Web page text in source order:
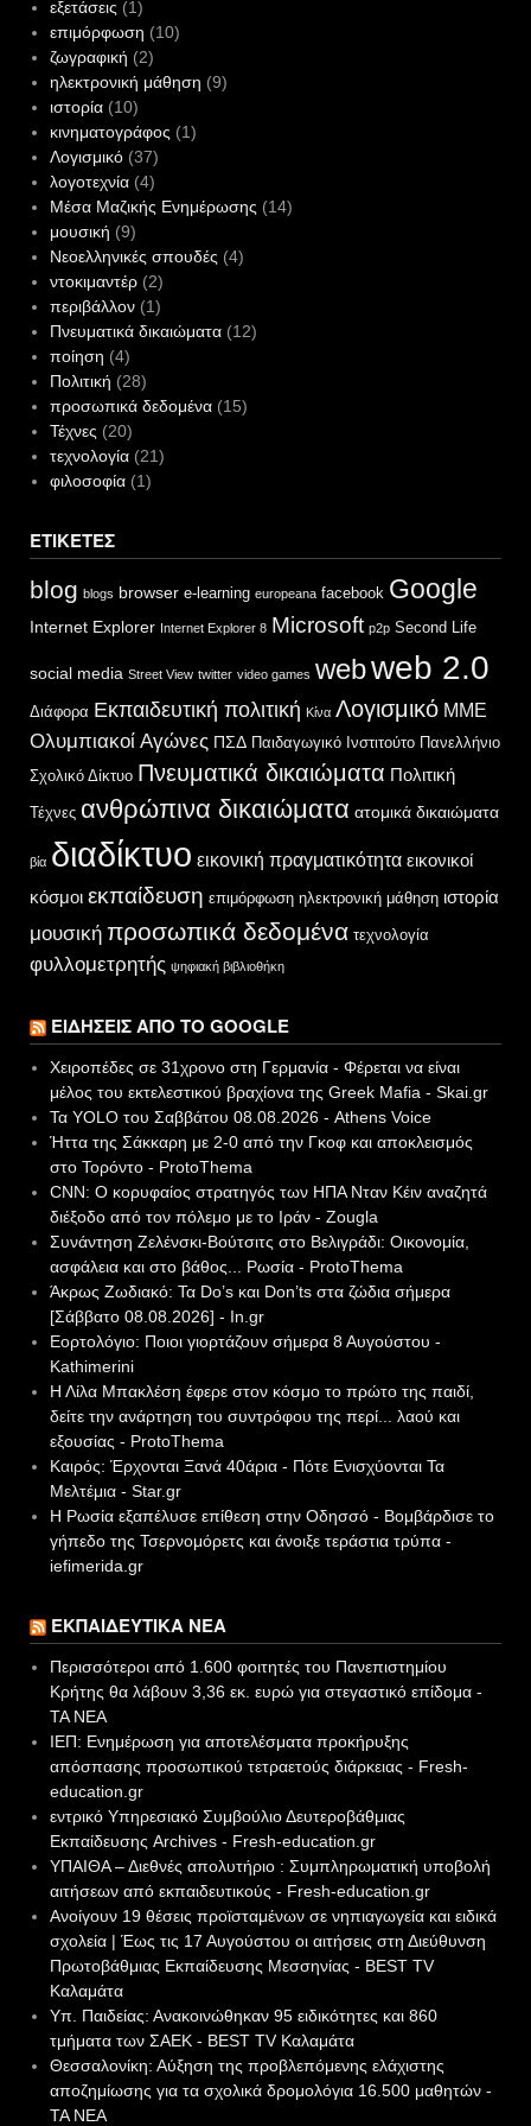
εξετάσεις (1)
επιμόρφωση (10)
ζωγραφική (2)
ηλεκτρονική μάθηση (9)
ιστορία(10)
κινηματογράφος (1)
Λογισμικό(37)
λογοτεχνία(4)
Μέσα Μαζικής Ενημέρωσης (14)
μουσική (9)
Νεοελληνικές σπουδές (4)
ντοκιμαντέρ(2)
περιβάλλον(1)
Πνευματικά δικαιώματα(12)
ποίηση (4)
Πολιτική (28)
προσωπικά δεδομένα(15)
Τέχνες (20)
τεχνολογία(21)
φιλοσοφία(1)
ΕΤΙΚΈΤΕΣ
blog blogs browser e-learning europeana facebook Google
Internet Explorer Internet Explorer 8 Microsoft p2p Second Life
social media Street View twitter video games webweb 2.0
Διάφορα Εκπαιδευτική πολιτική Κίνα Λογισμικό ΜΜΕ
Ολυμπιακοί Αγώνες ΠΣΔ Παιδαγωγικό Ινστιτούτο Πανελλήνιο
Σχολικό Δίκτυο Πνευματικά δικαιώματα Πολιτική
Τέχνες ανθρώπινα δικαιώματα ατομικά δικαιώματα
βία διαδίκτυο εικονική πραγματικότητα εικονικοί
κόσμοι εκπαίδευση επιμόρφωση ηλεκτρονική μάθηση ιστορία
μουσική προσωπικά δεδομένα τεχνολογία
φυλλομετρητής ψηφιακή βιβλιοθήκη
ΕΙΔΉΣΕΙΣ ΑΠΌ ΤΟ GOOGLE
Χειροπέδες σε 31χρονο στη Γερμανία - Φέρεται να είναι
μέλος του εκτελεστικού βραχίονα της Greek Mafia - Skai.gr
Τα YOLO του Σαββάτου 08.08.2026 - Athens Voice
Ήττα της Σάκκαρη με 2-0 από την Γκοφ και αποκλεισμός
στο Τορόντο - ProtoThema
CNN: Ο κορυφαίος στρατηγός των ΗΠΑ Νταν Κέιν αναζητά
διέξοδο από τον πόλεμο με το Ιράν - Zougla
Συνάντηση Ζελένσκι-Βούτσιτς στο Βελιγράδι: Οικονομία,
ασφάλεια και στο βάθος... Ρωσία - ProtoThema
Άκρως Ζωδιακό: Τα Do’s και Don’ts στα ζώδια σήμερα
[Σάββατο 08.08.2026] - In.gr
Εορτολόγιο: Ποιοι γιορτάζουν σήμερα 8 Αυγούστου -
Kathimerini
Η Λίλα Μπακλέση έφερε στον κόσμο το πρώτο της παιδί,
δείτε την ανάρτηση του συντρόφου της περί... λαού και
εξουσίας - ProtoThema
Καιρός: Έρχονται Ξανά 40άρια - Πότε Ενισχύονται Τα
Μελτέμια - Star.gr
Η Ρωσία εξαπέλυσε επίθεση στην Οδησσό - Βομβάρδισε το
γήπεδο της Τσερνομόρετς και άνοιξε τεράστια τρύπα -
iefimerida.gr
ΕΚΠΑΙΔΕΥΤΙΚΆ ΝΈΑ
Περισσότεροι από 1.600 φοιτητές του Πανεπιστημίου
Κρήτης θα λάβουν 3,36 εκ. ευρώ για στεγαστικό επίδομα -
ΤΑ ΝΕΑ
ΙΕΠ: Ενημέρωση για αποτελέσματα προκήρυξης
απόσπασης προσωπικού τετραετούς διάρκειας - Fresh-
education.gr
εντρικό Υπηρεσιακό Συμβούλιο Δευτεροβάθμιας
Εκπαίδευσης Archives - Fresh-education.gr
ΥΠΑΙΘΑ – Διεθνές απολυτήριο : Συμπληρωματική υποβολή
αιτήσεων από εκπαιδευτικούς - Fresh-education.gr
Ανοίγουν 19 θέσεις προϊσταμένων σε νηπιαγωγεία και ειδικά
σχολεία | Έως τις 17 Αυγούστου οι αιτήσεις στη Διεύθυνση
Πρωτοβάθμιας Εκπαίδευσης Μεσσηνίας - BEST TV
Καλαμάτα
Υπ. Παιδείας: Ανακοινώθηκαν 95 ειδικότητες και 860
τμήματα των ΣΑΕΚ - BEST TV Καλαμάτα
Θεσσαλονίκη: Αύξηση της προβλεπόμενης ελάχιστης
αποζημίωσης για τα σχολικά δρομολόγια 16.500 μαθητών -
ΤΑ ΝΕΑ